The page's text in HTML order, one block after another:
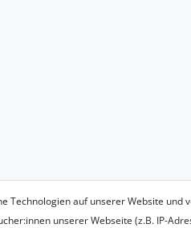
Technologien auf unserer Website und
unserer Webseite (z.B. IP-